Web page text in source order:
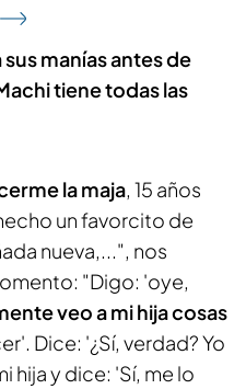
manías antes de
tiene todas las
la maja, 15 años
un favorcito de
nueva,...", nos
"Digo: 'oye,
veo a mi hija cosas
Dice: '¿Sí, verdad? Yo
hija y dice: 'Sí, me lo